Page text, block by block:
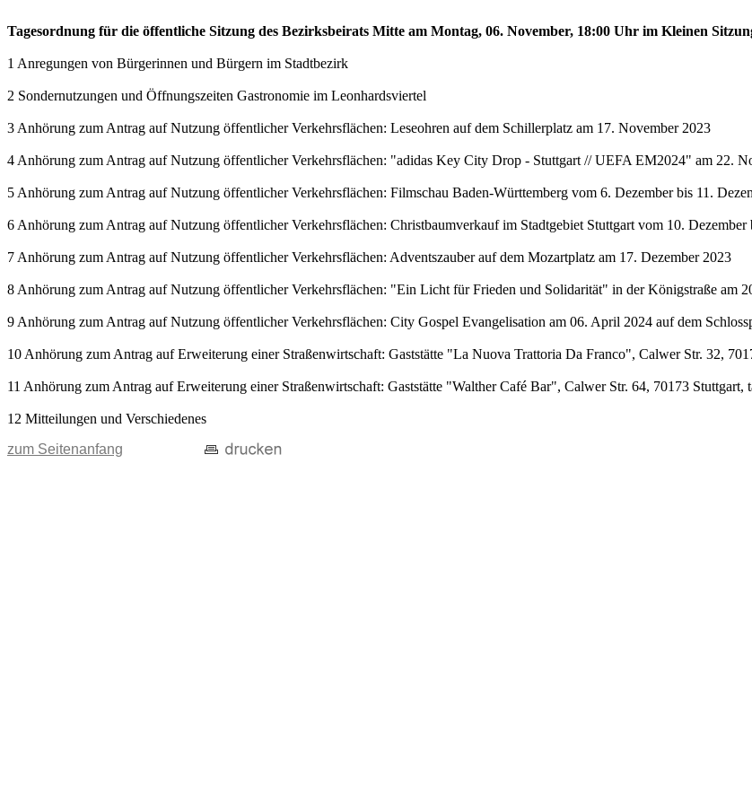
Tagesordnung für die öffentliche Sitzung des Bezirksbeirats Mitte am Montag, 06. November, 18:00 Uhr im Kleinen
1 Anregungen von Bürgerinnen und Bürgern im Stadtbezirk
2 Sondernutzungen und Öffnungszeiten Gastronomie im Leonhardsviertel
3 Anhörung zum Antrag auf Nutzung öffentlicher Verkehrsflächen: Leseohren auf dem Schillerplatz am 17. November 2023
4 Anhörung zum Antrag auf Nutzung öffentlicher Verkehrsflächen: "adidas Key City Drop - Stuttgart // UEFA EM2024" am 22.
5 Anhörung zum Antrag auf Nutzung öffentlicher Verkehrsflächen: Filmschau Baden-Württemberg vom 6. Dezember bis 11.
6 Anhörung zum Antrag auf Nutzung öffentlicher Verkehrsflächen: Christbaumverkauf im Stadtgebiet Stuttgart vom 10. Dezember
7 Anhörung zum Antrag auf Nutzung öffentlicher Verkehrsflächen: Adventszauber auf dem Mozartplatz am 17. Dezember 2023
8 Anhörung zum Antrag auf Nutzung öffentlicher Verkehrsflächen: "Ein Licht für Frieden und Solidarität" in der Königstraße am
9 Anhörung zum Antrag auf Nutzung öffentlicher Verkehrsflächen: City Gospel Evangelisation am 06. April 2024 auf dem
10 Anhörung zum Antrag auf Erweiterung einer Straßenwirtschaft: Gaststätte "La Nuova Trattoria Da Franco", Calwer Str. 32,
11 Anhörung zum Antrag auf Erweiterung einer Straßenwirtschaft: Gaststätte "Walther Café Bar", Calwer Str. 64, 70173 Stuttgart,
12 Mitteilungen und Verschiedenes
zum Seitenanfang